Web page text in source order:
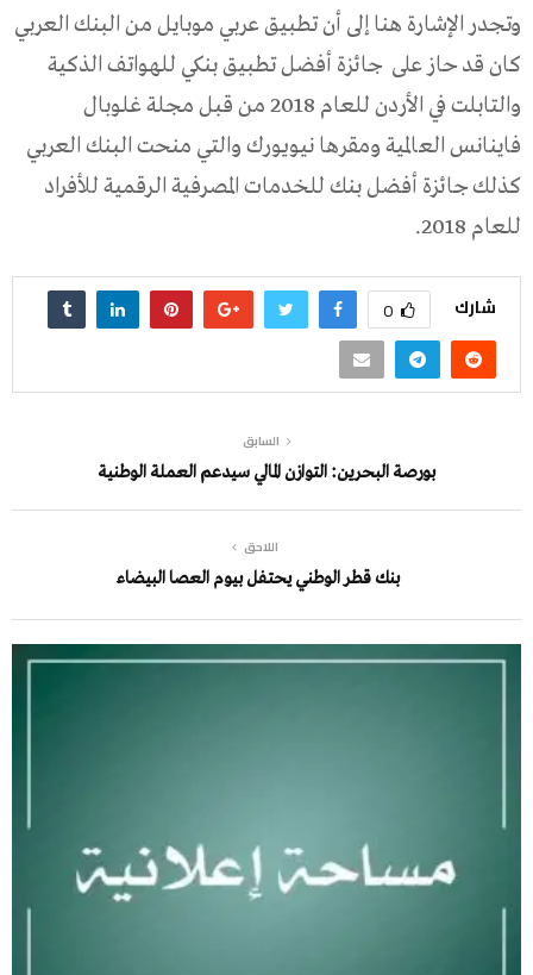
وتجدر الإشارة هنا إلى أن تطبيق عربي موبايل من البنك العربي
كان قد حاز على جائزة أفضل تطبيق بنكي للهواتف الذكية
والتابلت في الأردن للعام 2018 من قبل مجلة غلوبال
فاينانس العالمية ومقرها نيويورك والتي منحت البنك العربي
كذلك جائزة أفضل بنك للخدمات المصرفية الرقمية للأفراد
للعام 2018.
شارك 0
السابق
بورصة البحرين: التوازن المالي سيدعم العملة الوطنية
اللاحق
بنك قطر الوطني يحتفل بيوم العصا البيضاء